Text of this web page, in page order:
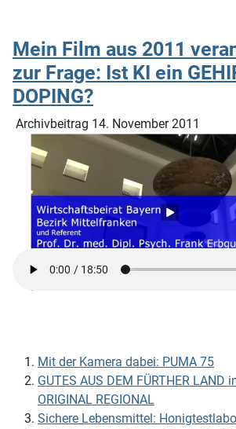
Mein Film aus 2011
zur Frage: Ist KI ein
DOPING?
Archivbeitrag 14. November 2011
Mit der Kamera dabei: PUMA 75
GUTES AUS DEM FÜRTHER LAND
ORIGINAL REGIONAL
Sichere Lebensmittel: